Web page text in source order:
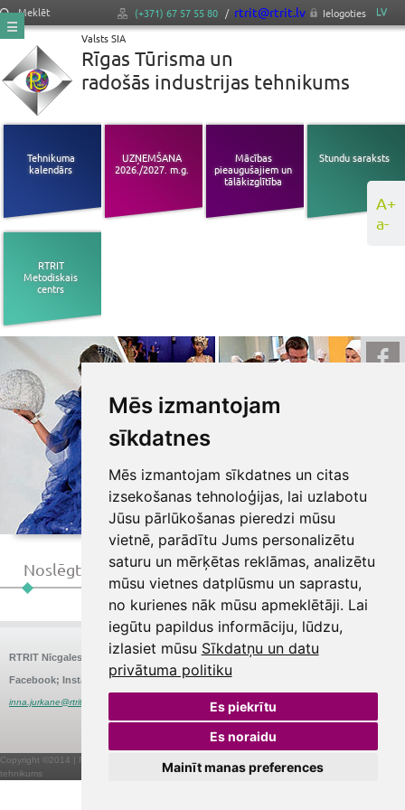
Mēs izmantojam
sīkdatnes
Mēs izmantojam sīkdatnes un citas
izsekošanas tehnoloģijas, lai uzlabotu
Jūsu pārlūkošanas pieredzi mūsu
vietnē, parādītu Jums personalizētu
saturu un mērķētas reklāmas, analizētu
mūsu vietnes datplūsmu un saprastu,
no kurienes nāk mūsu apmeklētāji. Lai
iegūtu papildus informāciju, lūdzu,
izlasiet mūsu Sīkdatņu un datu
privātuma politiku
Es piekrītu
Es noraidu
Mainīt manas preferences
A+
a-
Meklēt (+371) 67 57 55 80 / rtrit@rtrit.lv Ielogoties
LV
Valsts SIA
Rīgas Tūrisma un
radošās industrijas tehnikums
Tehnikuma
kalendārs
UZŅEMŠANA
2026./2027. m.g.
Mācības
pieaugušajiem un
tālākizglītība
Stundu saraksts
RTRIT
Metodiskais
centrs
Noslēgtie projekti
RTRIT Nīcgales Nīcgales iela 26, RīgaE-pasts: rtrit@rtrit.lvTālrunis:67575580
Facebook; Instagram:@RigasTRITStruktūrvienības vadītāja: Inna Jurkāne
inna.jurkane@rtrit.lv
Copyright ©2014 | Rīgas Tūrisma un radošās industrijas
tehnikums
webbuilding.lv